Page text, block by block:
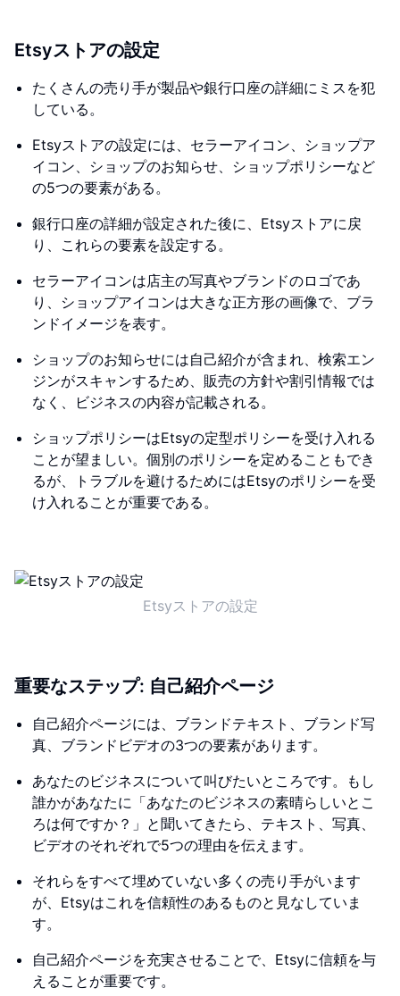
Etsyストアの設定
たくさんの売り手が製品や銀行口座の詳細にミスを犯
している。
Etsyストアの設定には、セラーアイコン、ショップア
イコン、ショップのお知らせ、ショップポリシーなど
の5つの要素がある。
銀行口座の詳細が設定された後に、Etsyストアに戻
り、これらの要素を設定する。
セラーアイコンは店主の写真やブランドのロゴであ
り、ショップアイコンは大きな正方形の画像で、ブラ
ンドイメージを表す。
ショップのお知らせには自己紹介が含まれ、検索エン
ジンがスキャンするため、販売の方針や割引情報では
なく、ビジネスの内容が記載される。
ショップポリシーはEtsyの定型ポリシーを受け入れる
ことが望ましい。個別のポリシーを定めることもでき
るが、トラブルを避けるためにはEtsyのポリシーを受
け入れることが重要である。
Etsyストアの設定
重要なステップ: 自己紹介ページ
自己紹介ページには、ブランドテキスト、ブランド写
真、ブランドビデオの3つの要素があります。
あなたのビジネスについて叫びたいところです。もし
誰かがあなたに「あなたのビジネスの素晴らしいとこ
ろは何ですか？」と聞いてきたら、テキスト、写真、
ビデオのそれぞれで5つの理由を伝えます。
それらをすべて埋めていない多くの売り手がいます
が、Etsyはこれを信頼性のあるものと見なしていま
す。
自己紹介ページを充実させることで、Etsyに信頼を与
えることが重要です。